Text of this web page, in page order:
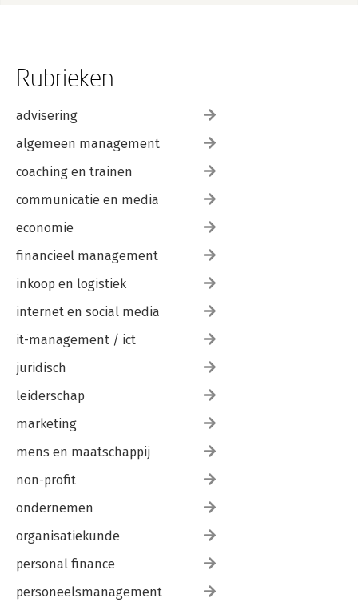
Rubrieken
advisering
algemeen management
coaching en trainen
communicatie en media
economie
financieel management
inkoop en logistiek
internet en social media
it-management / ict
juridisch
leiderschap
marketing
mens en maatschappij
non-profit
ondernemen
organisatiekunde
personal finance
personeelsmanagement